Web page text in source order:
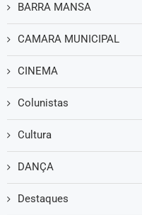
BARRA MANSA
CAMARA MUNICIPAL
CINEMA
Colunistas
Cultura
DANÇA
Destaques